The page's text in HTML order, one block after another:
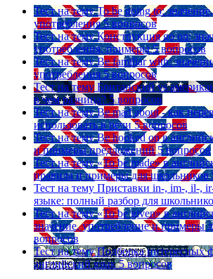
Тест на тему To be going to:
употребления 5 вопросов
Тест на тему Конструкция go on:
употребления, примеры 5 вопросов
Тест на тему Be familiar with:
употребления 5 вопросов
Тест на тему Британский vs
в чем разница? 5 вопросов
Тест на тему Be mad about - как
использовать в речи 5 вопросов
Тест на тему Be hooked on в
и примеры предложений 5 вопросов
Тест на тему «To be made» в
правила и примеры для школьников
Тест на тему Приставки in-, im-, il-,
языке: полный разбор для
Тест на тему «To be given» в
значение, употребление и примеры
вопросов
Тест на тему Подборка интересных
английский язык 5 вопросов